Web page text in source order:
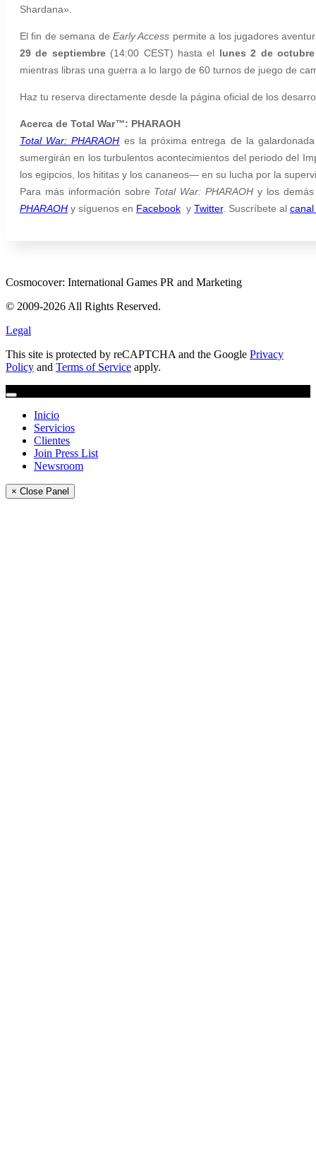
Shardana».
El fin de semana de Early Access permite a los jugadores
29 de septiembre(14:00 CEST) hasta el lunes 2 de octubre
mientras libras una guerra a lo largo de 60 turnos de juego de
Haz tu reserva directamente desde la página oficial de los
Acerca de Total War™: PHARAOH
Total War: PHARAOH es la próxima entrega de la
sumergirán en los turbulentos acontecimientos del periodo del
los egipcios, los hititas y los cananeos— en su lucha por la
Para más información sobre Total War: PHARAOH y los
PHARAOH y síguenos en Facebook y Twitter. Suscríbete al canal
Cosmocover: International Games PR and Marketing
© 2009-2026 All Rights Reserved.
Legal
This site is protected by reCAPTCHA and the Google Privacy
Policy and Terms of Service apply.
Inicio
Servicios
Clientes
Join Press List
Newsroom
× Close Panel